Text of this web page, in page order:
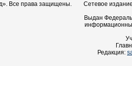
Все права защищены.
Сетевое
Выдан
Редакция: